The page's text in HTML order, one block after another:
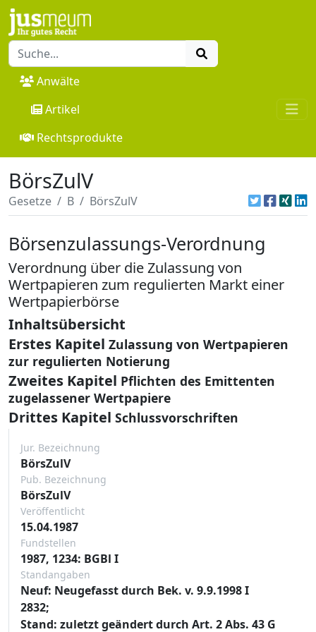
Anwälte
Artikel
Rechtsprodukte
BörsZulV
Gesetze B BörsZulV
Börsenzulassungs-Verordnung
Verordnung über die Zulassung von
Wertpapieren zum regulierten Markt einer
Wertpapierbörse
Inhaltsübersicht
Erstes Kapitel Zulassung von Wertpapieren
zur regulierten Notierung
Zweites Kapitel Pflichten des Emittenten
zugelassener Wertpapiere
Drittes Kapitel Schlussvorschriften
Jur. Bezeichnung
BörsZulV
Pub. Bezeichnung
BörsZulV
Veröffentlicht
15.04.1987
Fundstellen
1987, 1234: BGBl I
Standangaben
Neuf: Neugefasst durch Bek. v. 9.9.1998 I
2832;
Stand: zuletzt geändert durch Art. 2 Abs. 43 G